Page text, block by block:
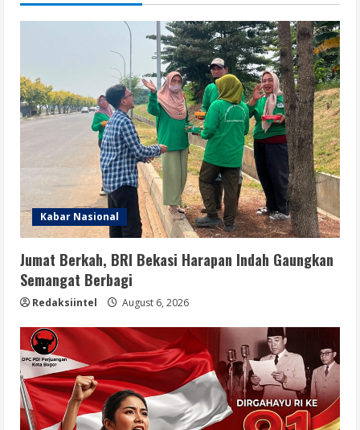
Kabar Nasional
Jumat Berkah, BRI Bekasi Harapan Indah Gaungkan
Semangat Berbagi
Redaksiintel August 6, 2026